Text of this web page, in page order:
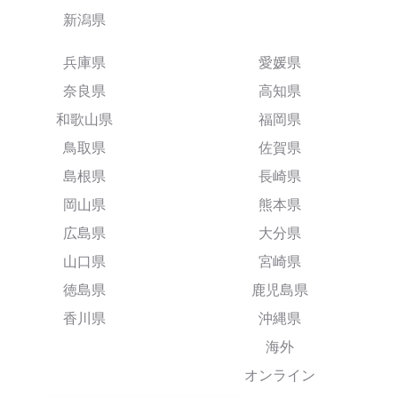
新潟県
兵庫県
奈良県
和歌山県
鳥取県
島根県
岡山県
広島県
山口県
徳島県
香川県
愛媛県
高知県
福岡県
佐賀県
長崎県
熊本県
大分県
宮崎県
鹿児島県
沖縄県
海外
オンライン